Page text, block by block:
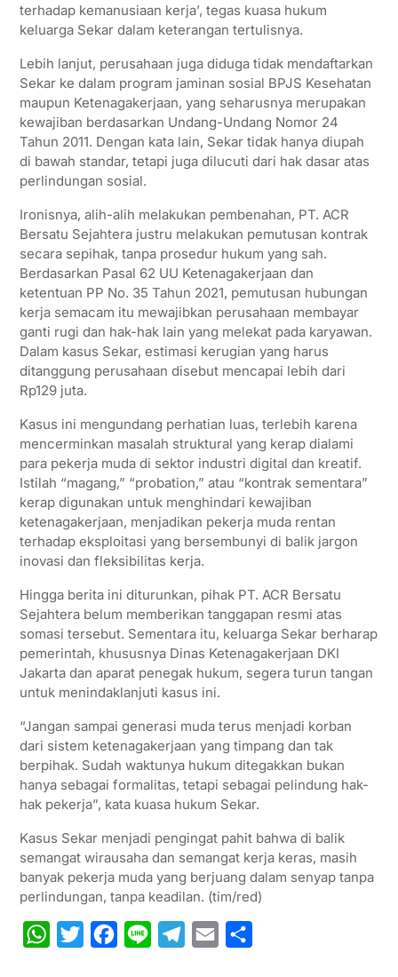
terhadap kemanusiaan kerja’, tegas kuasa hukum
keluarga Sekar dalam keterangan tertulisnya.
Lebih lanjut, perusahaan juga diduga tidak mendaftarkan
Sekar ke dalam program jaminan sosial BPJS Kesehatan
maupun Ketenagakerjaan, yang seharusnya merupakan
kewajiban berdasarkan Undang-Undang Nomor 24
Tahun 2011. Dengan kata lain, Sekar tidak hanya diupah
di bawah standar, tetapi juga dilucuti dari hak dasar atas
perlindungan sosial.
Ironisnya, alih-alih melakukan pembenahan, PT. ACR
Bersatu Sejahtera justru melakukan pemutusan kontrak
secara sepihak, tanpa prosedur hukum yang sah.
Berdasarkan Pasal 62 UU Ketenagakerjaan dan
ketentuan PP No. 35 Tahun 2021, pemutusan hubungan
kerja semacam itu mewajibkan perusahaan membayar
ganti rugi dan hak-hak lain yang melekat pada karyawan.
Dalam kasus Sekar, estimasi kerugian yang harus
ditanggung perusahaan disebut mencapai lebih dari
Rp129 juta.
Kasus ini mengundang perhatian luas, terlebih karena
mencerminkan masalah struktural yang kerap dialami
para pekerja muda di sektor industri digital dan kreatif.
Istilah “magang,” “probation,” atau “kontrak sementara”
kerap digunakan untuk menghindari kewajiban
ketenagakerjaan, menjadikan pekerja muda rentan
terhadap eksploitasi yang bersembunyi di balik jargon
inovasi dan fleksibilitas kerja.
Hingga berita ini diturunkan, pihak PT. ACR Bersatu
Sejahtera belum memberikan tanggapan resmi atas
somasi tersebut. Sementara itu, keluarga Sekar berharap
pemerintah, khususnya Dinas Ketenagakerjaan DKI
Jakarta dan aparat penegak hukum, segera turun tangan
untuk menindaklanjuti kasus ini.
“Jangan sampai generasi muda terus menjadi korban
dari sistem ketenagakerjaan yang timpang dan tak
berpihak. Sudah waktunya hukum ditegakkan bukan
hanya sebagai formalitas, tetapi sebagai pelindung hak-
hak pekerja”, kata kuasa hukum Sekar.
Kasus Sekar menjadi pengingat pahit bahwa di balik
semangat wirausaha dan semangat kerja keras, masih
banyak pekerja muda yang berjuang dalam senyap tanpa
perlindungan, tanpa keadilan. (tim/red)
W